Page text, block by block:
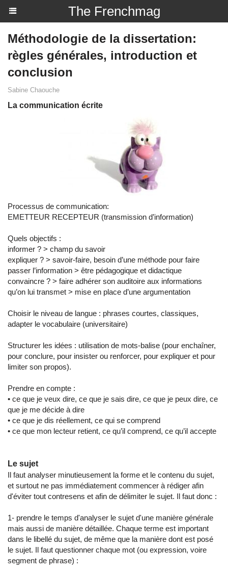
The Frenchmag
Méthodologie de la dissertation:
règles générales, introduction et
conclusion
Sabine Chaouche
La communication écrite
Processus de communication:
EMETTEUR RECEPTEUR (transmission d’information)
Quels objectifs :
informer ? > champ du savoir
expliquer ? > savoir-faire, besoin d’une méthode pour faire
passer l’information > être pédagogique et didactique
convaincre ? > faire adhérer son auditoire aux informations
qu’on lui transmet > mise en place d’une argumentation
Choisir le niveau de langue : phrases courtes, classiques,
adapter le vocabulaire (universitaire)
Structurer les idées : utilisation de mots-balise (pour enchaîner,
pour conclure, pour insister ou renforcer, pour expliquer et pour
limiter son propos).
Prendre en compte :
• ce que je veux dire, ce que je sais dire, ce que je peux dire, ce
que je me décide à dire
• ce que je dis réellement, ce qui se comprend
• ce que mon lecteur retient, ce qu’il comprend, ce qu’il accepte
Le sujet
Il faut analyser minutieusement la forme et le contenu du sujet,
et surtout ne pas immédiatement commencer à rédiger afin
d'éviter tout contresens et afin de délimiter le sujet. Il faut donc :
1- prendre le temps d'analyser le sujet d'une manière générale
mais aussi de manière détaillée. Chaque terme est important
dans le libellé du sujet, de même que la manière dont est posé
le sujet. Il faut questionner chaque mot (ou expression, voire
segment de phrase) :